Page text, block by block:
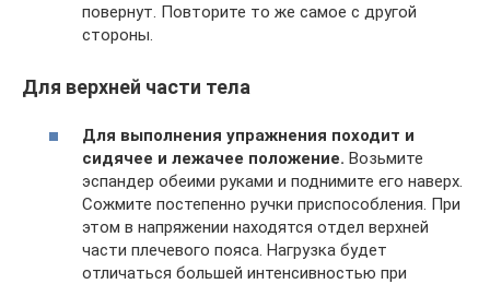
повернут. Повторите то же самое с другой
стороны.
Для верхней части тела
Для выполнения упражнения походит и
сидячее и лежачее положение. Возьмите
эспандер обеими руками и поднимите его наверх.
Сожмите постепенно ручки приспособления. При
этом в напряжении находятся отдел верхней
части плечевого пояса. Нагрузка будет
отличаться большей интенсивностью при